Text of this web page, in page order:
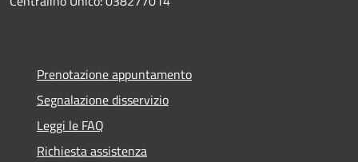
Prenotazione appuntamento
Segnalazione disservizio
Leggi le FAQ
Richiesta assistenza